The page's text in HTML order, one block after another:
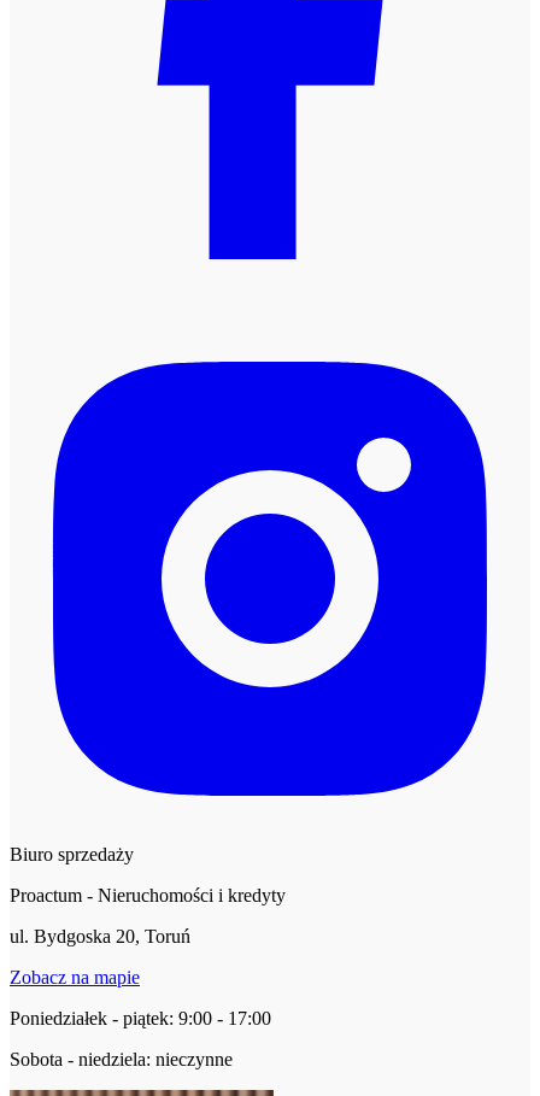
Biuro sprzedaży
Proactum - Nieruchomości i kredyty
ul. Bydgoska 20, Toruń
Zobacz na mapie
Poniedziałek - piątek: 9:00 - 17:00
Sobota - niedziela: nieczynne